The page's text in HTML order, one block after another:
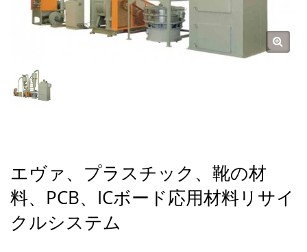
エヴァ、プラスチック、靴の材
料、PCB、ICボード応用材料リサイ
クルシステム